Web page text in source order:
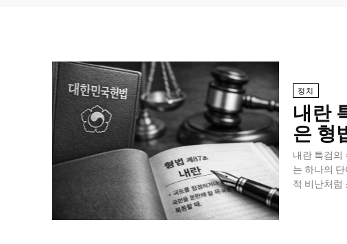
정치
내란
은 형
내란 특검의
는 하나의
적 비난처럼